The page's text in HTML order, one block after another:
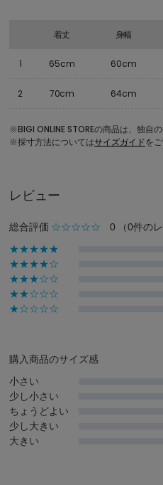
着丈 身幅
1 65cm 60cm
2 70cm 64cm
※BIGI ONLINE STOREの商品は、独自
※採寸方法についてはサイズガイドを
レビュー
総合評価 ☆☆☆☆☆ 0 （0件の
★★★★★
★★★★☆
★★★☆☆
★★☆☆☆
★☆☆☆☆
購入商品のサイズ感
小さい
少し小さい
ちょうどよい
少し大きい
大きい